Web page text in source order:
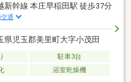
新幹線 本庄早稲田駅 徒歩37分
通
県児玉郡美里町大字小茂田
駐車3台
浴室乾燥機